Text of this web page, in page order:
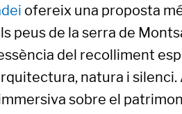
ofereix una proposta
peus de la serra de
del recolliment
natura i silenci.
sobre el